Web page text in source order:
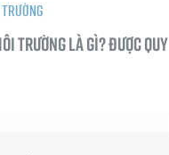
trường
trường là gì? Được quy